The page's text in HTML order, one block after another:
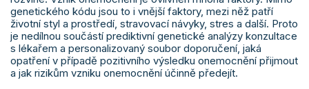
genetického kódu jsou to i vnější faktory, mezi něž patří
životní styl a prostředí, stravovací návyky, stres a další. Proto
je nedílnou součástí prediktivní genetické analýzy konzultace
s lékařem a personalizovaný soubor doporučení, jaká
opatření v případě pozitivního výsledku onemocnění přijmout
a jak rizikům vzniku onemocnění účinně předejít.